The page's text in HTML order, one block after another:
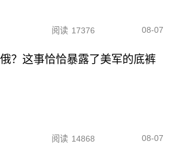
阅读 17376 08-07
？这事恰恰暴露了美军的底裤
阅读 14868 08-07